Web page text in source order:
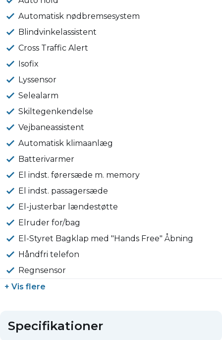
Automatisk nødbremsesystem
Blindvinkelassistent
Cross Traffic Alert
Isofix
Lyssensor
Selealarm
Skiltegenkendelse
Vejbaneassistent
Automatisk klimaanlæg
Batterivarmer
El indst. førersæde m. memory
El indst. passagersæde
El-justerbar lændestøtte
Elruder for/bag
El-Styret Bagklap med "Hands Free" Åbning
Håndfri telefon
Regnsensor
+ Vis flere
Specifikationer